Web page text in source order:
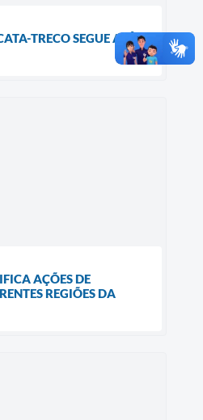
TRECO SEGUE ATÉ
AÇÕES DE
REGIÕES DA